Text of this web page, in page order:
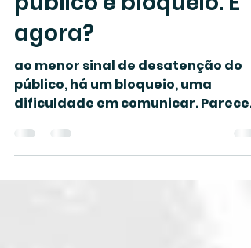
Sei a história...vejo o
público e bloqueio. E
agora?
ao menor sinal de desatenção do
público, há um bloqueio, uma
narrativa